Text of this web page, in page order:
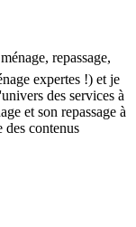
repassage,
expertes !) et je
des services à
et son repassage à
des contenus